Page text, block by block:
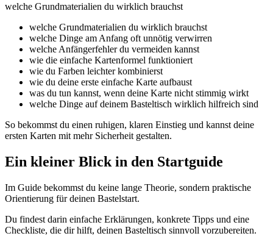
welche Grundmaterialien du wirklich brauchst
welche Grundmaterialien du wirklich brauchst
welche Dinge am Anfang oft unnötig verwirren
welche Anfängerfehler du vermeiden kannst
wie die einfache Kartenformel funktioniert
wie du Farben leichter kombinierst
wie du deine erste einfache Karte aufbaust
was du tun kannst, wenn deine Karte nicht stimmig wirkt
welche Dinge auf deinem Basteltisch wirklich hilfreich sind
So bekommst du einen ruhigen, klaren Einstieg und kannst deine
ersten Karten mit mehr Sicherheit gestalten.
Ein kleiner Blick in den Startguide
Im Guide bekommst du keine lange Theorie, sondern praktische
Orientierung für deinen Bastelstart.
Du findest darin einfache Erklärungen, konkrete Tipps und eine
Checkliste, die dir hilft, deinen Basteltisch sinnvoll vorzubereiten.